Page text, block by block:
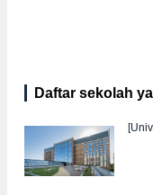
Daftar sekolah